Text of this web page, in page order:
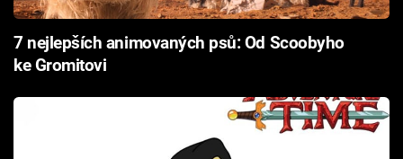
7 nejlepších animovaných psů: Od Scoobyho
ke Gromitovi